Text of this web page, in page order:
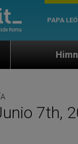
PAPA
de la
7th,